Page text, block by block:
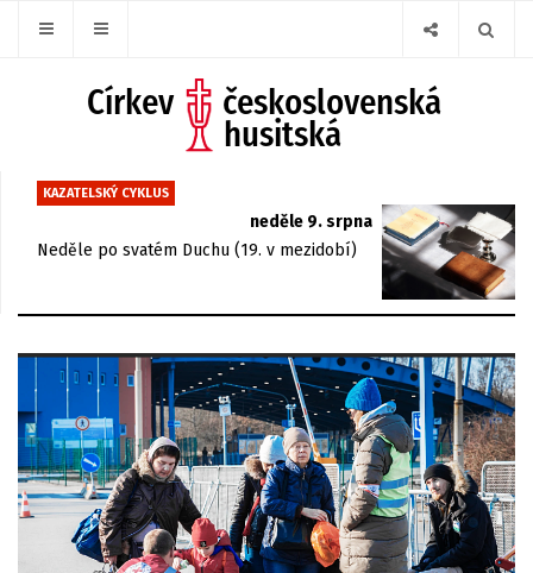
KAZATELSKÝ CYKLUS
neděle 9. srpna
Neděle po svatém Duchu (19. v mezidobí)